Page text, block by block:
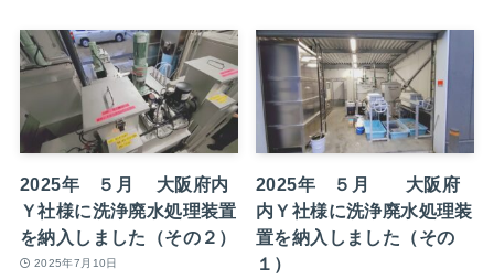
2025年 ５月 大阪府内
Ｙ社様に洗浄廃水処理装置
を納入しました（その２）
2025年7月10日
2025年 ５月 大阪府
内Ｙ社様に洗浄廃水処理装
置を納入しました（その
１）